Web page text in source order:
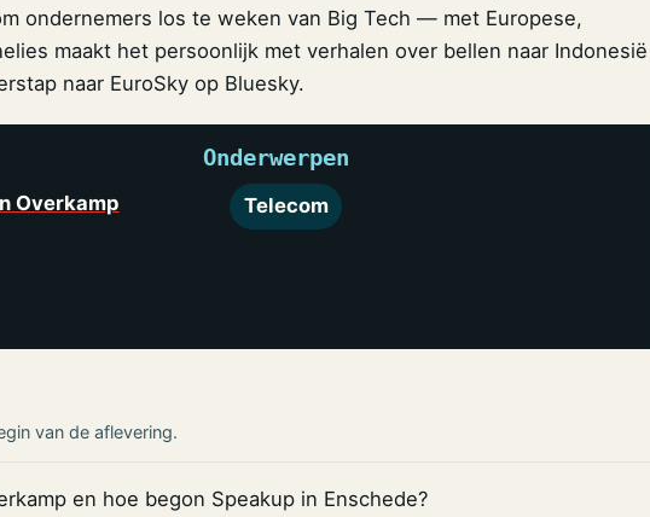
ondernemers los te weken van Big Tech — met Europese,
maakt het persoonlijk met verhalen over bellen naar Indonesië
naar EuroSky op Bluesky.
Overkamp
Onderwerpen
Telecom
van de aflevering.
en hoe begon Speakup in Enschede?